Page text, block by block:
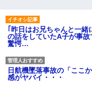
｢昨日はお兄ちゃんと一
の話をしていたA子が事
驚愕…
日航機墜落事故の「ここ
感がヤバイ・・・